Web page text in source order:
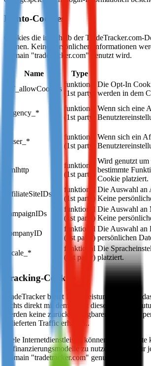
Not already our Publisher?
Sign up here
Konto-Cookies
Cookies die innerhalb der
können. Keine persönlichen Informationen
Domain "tradetracker.com" genutzt wird.
Name Type
TT_allowCookies
funktional
(1st party)
Die Opt-In
werden in dem
ttagency_*
funktional
(1st party)
Wenn sich eine
ttuser_*
funktional
(1st party)
Wenn sich ein
xmlhttp
funktional
(1st party)
Wird genutzt
bestimmte
Cookie platziert.
affiliateSiteIDs
funktional
(1st party)
Die Auswahl an
Keine
campaignIDs
funktional
(1st party)
Die Auswahl an
Keine
companyID
funktional
(1st party)
Die Auswahl an
persönlichen
locale_*
funktional
(1st party)
Die
platziert.
Tracking-Cookies
TradeTracker bietet Dienstleistungen an, die
nichts direkt mit dem Inhalt dieser Cookies
werden keine zurückverfolgbaren und keine
gelieferten Traffic erhalten..
Viele Internetdienstleister können Ihre
Refinanzierungsmodelle zu nutzen, anstatt
Domain "tradetracker.com" genutzt wird.